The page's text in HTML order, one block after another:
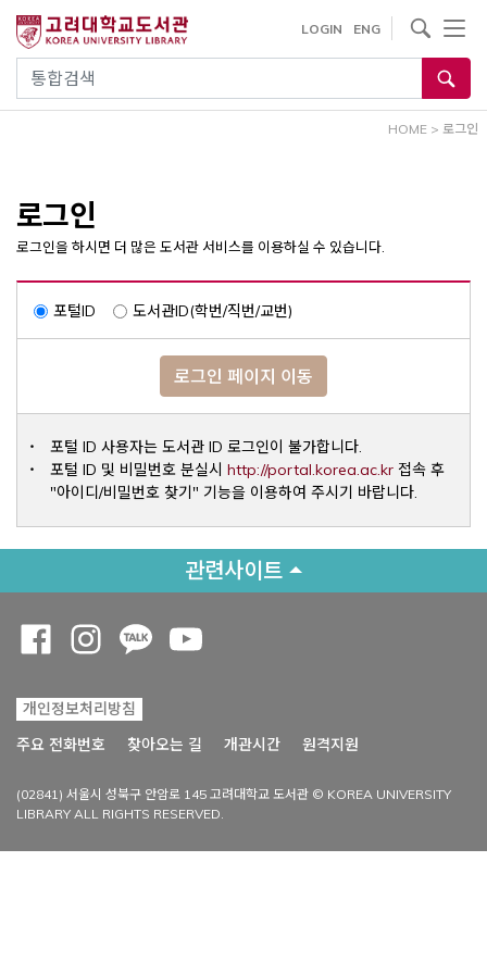
건
통합검색
LOGIN ENG
사이트내 검색
HOME > 로그인
로그인
로그인을 하시면 더 많은 도서관 서비스를 이용하실 수 있습니다.
포털ID 도서관ID(학번/직번/교번)
로그인 페이지 이동
포털 ID 사용자는 도서관 ID 로그인이 불가합니다.
포털 ID 및 비밀번호 분실시 http://portal.korea.ac.krOpens a
접속 후
"아이디/비밀번호 찾기" 기능을 이용하여 주시기 바랍니다.
관련사이트
개인정보처리방침
주요 전화번호
찾아오는 길 개관시간 원격지원
(02841) 서울시 성북구 안암로 145 고려대학교 도서관 © KOREA UNIVERSITY
LIBRARY ALL RIGHTS RESERVED.
Opens a new window
Opens a new window
Opens a new window